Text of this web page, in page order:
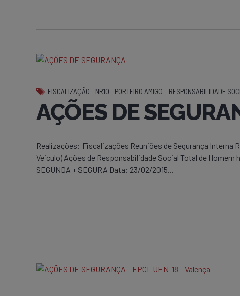
FISCALIZAÇÃO NR10 PORTEIRO AMIGO RESPONSABILIDADE
AÇÕES DE
Realizações: Fiscalizações Reuniões de Segurança Interna
Veiculo) Ações de Responsabilidade Social Total de
SEGUNDA + SEGURA Data: 23/02/2015...